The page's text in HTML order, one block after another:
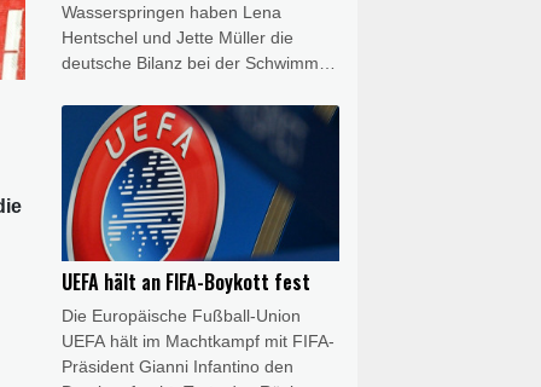
im Weißen Trikot als 14. mit den
Favoriten an.
Wasserspringen haben Lena
Hentschel und Jette Müller die
deutsche Bilanz bei der Schwimm-
Das Duo aus Berlin und Dresden
gewann im Synchronspringen vom
3-m-Brett mit 274,59 Punkten
Bronze - und bescherte dem
deutschen Schwimm-Verband
(DSV) die achte Medaille im Centre
Aquatique Olympique am Stade de
France.
UEFA hält an FIFA-Boykott fest
Die Europäische Fußball-Union
UEFA hält im Machtkampf mit FIFA-
Präsident Gianni Infantino den